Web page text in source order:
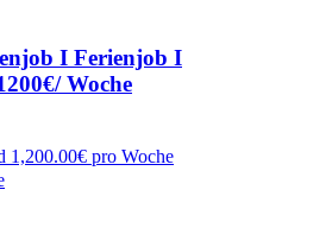
I Ferienjob I
Woche
1,200.00€ pro Woche